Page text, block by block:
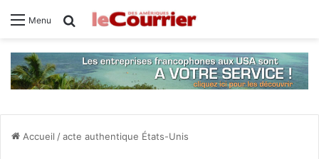
Menu Rechercher
Accueil /acte authentique États-Unis